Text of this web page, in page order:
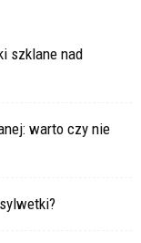
szklane nad
warto czy nie